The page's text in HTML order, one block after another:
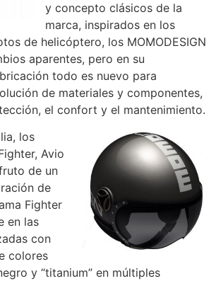
y concepto clásicos de la
marca, inspirados en los
de helicóptero, los MOMODESIGN
aparentes, pero en su
todo es nuevo para
de materiales y componentes,
el confort y el mantenimiento.
los
Avio
de un
de
Fighter
en las
con
colores
y “titanium” en múltiples